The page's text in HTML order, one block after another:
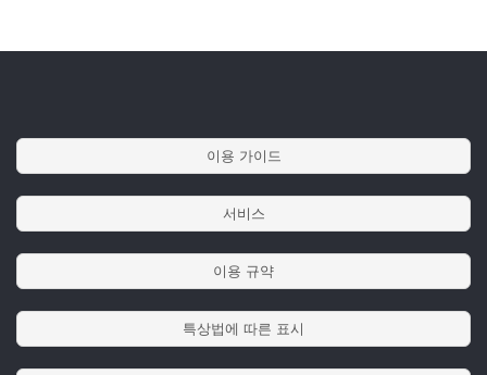
이용 가이드
서비스
이용 규약
특상법에 따른 표시